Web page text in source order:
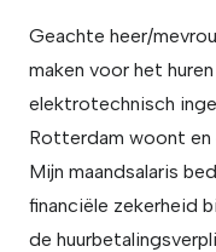
Geachte heer/
maken voor het
elektrotechnisch
Rotterdam woont en
Mijn maandsalaris
financiële zekerheid
de